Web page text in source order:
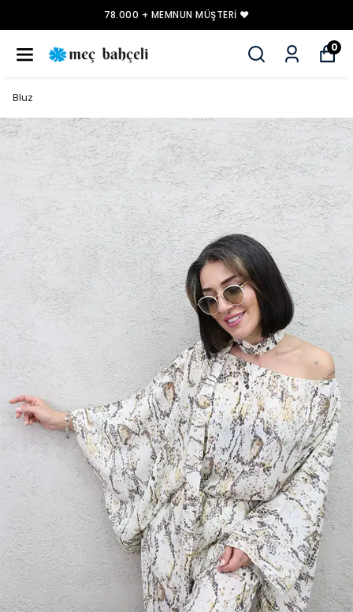
78.000 + MEMNUN MÜŞTERI ❤️
0
Bluz